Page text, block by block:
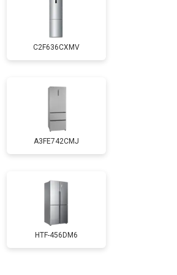
Заказать
Заказать
Заказать
C2F636CXMV
A3FE742CMJ
HTF-456DM6